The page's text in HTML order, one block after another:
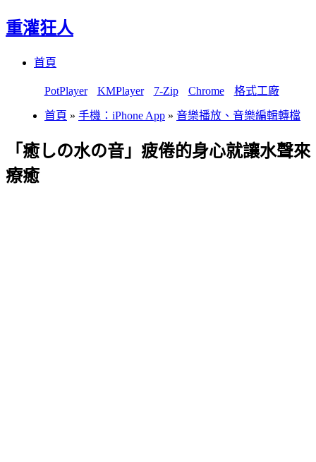
重灌狂人
首頁
PotPlayer KMPlayer 7-Zip Chrome 格式工廠
首頁 » 手機：iPhone App » 音樂播放、音樂編輯轉檔
「癒しの水の音」疲倦的身心就讓水聲來
療癒